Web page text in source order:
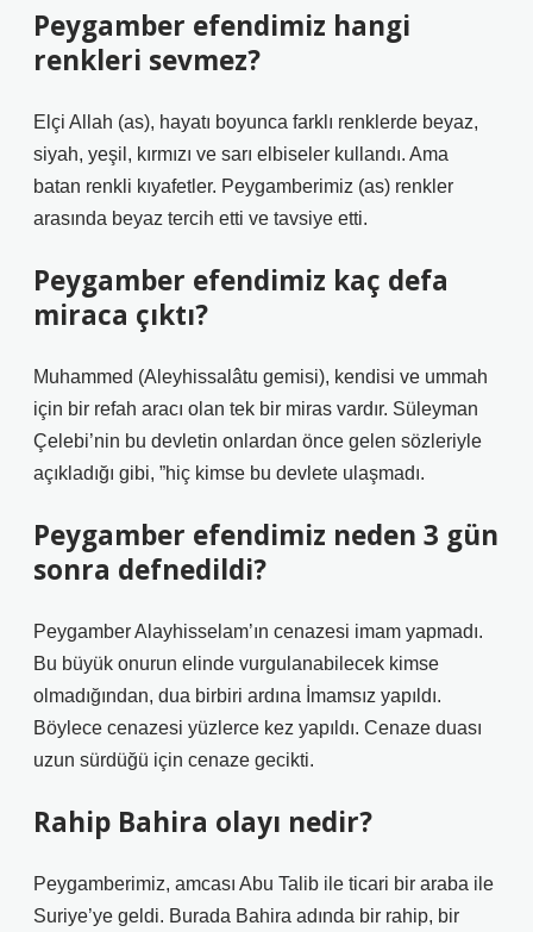
Peygamber efendimiz hangi
renkleri sevmez?
Elçi Allah (as), hayatı boyunca farklı renklerde beyaz,
siyah, yeşil, kırmızı ve sarı elbiseler kullandı. Ama
batan renkli kıyafetler. Peygamberimiz (as) renkler
arasında beyaz tercih etti ve tavsiye etti.
Peygamber efendimiz kaç defa
miraca çıktı?
Muhammed (Aleyhissalâtu gemisi), kendisi ve ummah
için bir refah aracı olan tek bir miras vardır. Süleyman
Çelebi’nin bu devletin onlardan önce gelen sözleriyle
açıkladığı gibi, ”hiç kimse bu devlete ulaşmadı.
Peygamber efendimiz neden 3 gün
sonra defnedildi?
Peygamber Alayhisselam’ın cenazesi imam yapmadı.
Bu büyük onurun elinde vurgulanabilecek kimse
olmadığından, dua birbiri ardına İmamsız yapıldı.
Böylece cenazesi yüzlerce kez yapıldı. Cenaze duası
uzun sürdüğü için cenaze gecikti.
Rahip Bahira olayı nedir?
Peygamberimiz, amcası Abu Talib ile ticari bir araba ile
Suriye’ye geldi. Burada Bahira adında bir rahip, bir